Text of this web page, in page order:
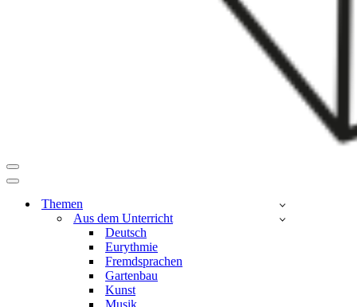
Navigationsmenü
Navigationsmenü
Themen
Aus dem Unterricht
Deutsch
Eurythmie
Fremdsprachen
Gartenbau
Kunst
Musik